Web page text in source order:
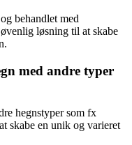
behandlet med
løsning til at skabe
med andre typer
hegnstyper som fx
skabe en unik og varieret